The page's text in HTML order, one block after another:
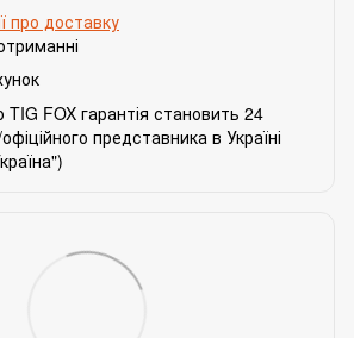
про доставку
FOX гарантія становить 24
представника в Україні